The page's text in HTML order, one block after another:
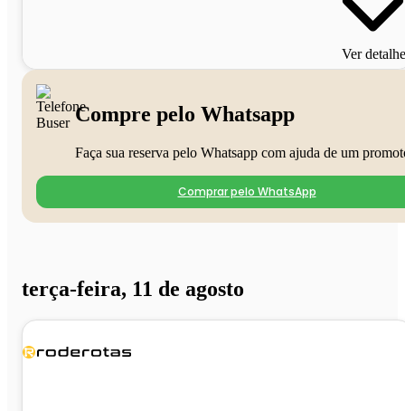
Ver
Compre pelo Whatsapp
Faça sua reserva pelo Whatsapp com ajuda de um
Comprar pelo WhatsApp
terça-feira, 11 de agosto